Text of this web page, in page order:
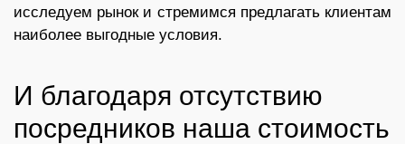
исследуем рынок и стремимся предлагать клиентам
наиболее выгодные условия.
И благодаря отсутствию
посредников наша стоимость